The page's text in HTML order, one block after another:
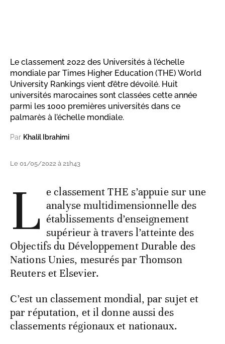
Le classement 2022 des Universités à l’échelle
mondiale par Times Higher Education (THE) World
University Rankings vient d’être dévoilé. Huit
universités marocaines sont classées cette année
parmi les 1000 premières universités dans ce
palmarès à l’échelle mondiale.
Par Khalil Ibrahimi
Le 01/05/2022 à 21h43
L e classement THE s’appuie sur une
analyse multidimensionnelle des
établissements d’enseignement
supérieur à travers l’atteinte des
Objectifs du Développement Durable des
Nations Unies, mesurés par Thomson
Reuters et Elsevier.
C’est un classement mondial, par sujet et
par réputation, et il donne aussi des
classements régionaux et nationaux.